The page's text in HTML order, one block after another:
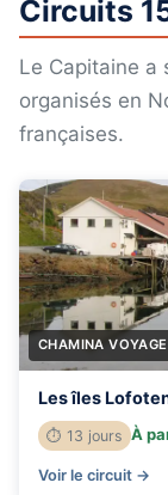
Circuits
Le Capitaine a
organisés en
françaises.
CHAMINA
Les îles
⏱ 13 jours À
Voir le circuit →